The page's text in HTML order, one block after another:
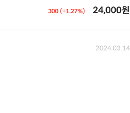
300 (+1.27%) 24,000원
2024.03.14